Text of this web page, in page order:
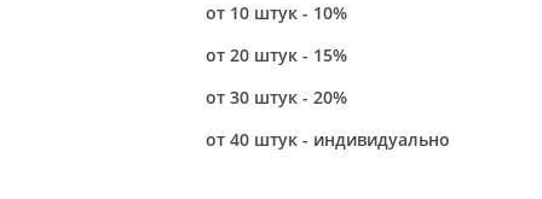
от 10 штук - 10%
от 20 штук - 15%
от 30 штук - 20%
от 40 штук - индивидуально